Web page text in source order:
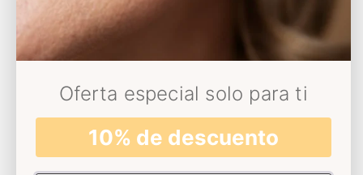
Universo Decolores
Conócenos
Sostenibilidad
Somos Solidarios
Oferta especial solo para ti
10% de descuento